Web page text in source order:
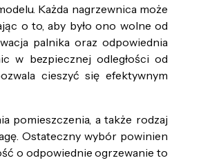
Każda nagrzewnica może
o to, aby było ono wolne od
palnika oraz odpowiednia
w bezpiecznej odległości od
cieszyć się efektywnym
pomieszczenia, a także rodzaj
Ostateczny wybór powinien
o odpowiednie ogrzewanie to